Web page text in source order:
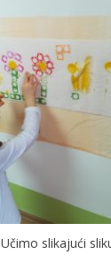
Učimo slikajući